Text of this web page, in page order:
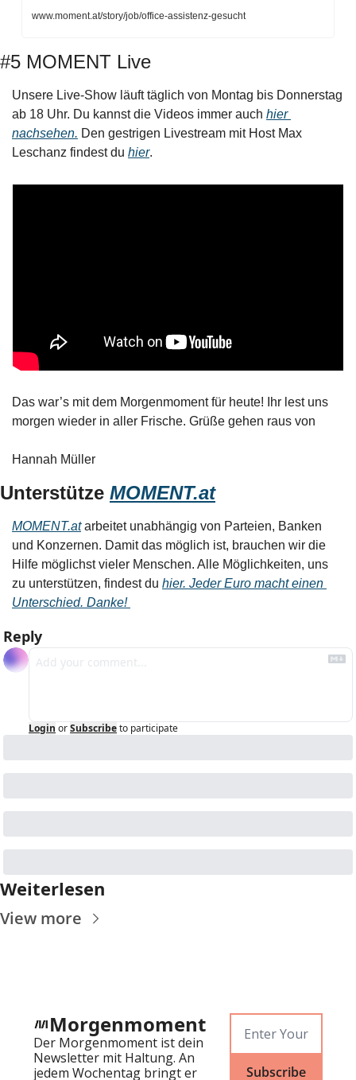
www.moment.at/story/job/office-assistenz-gesucht
#5 MOMENT Live
Unsere Live-Show läuft täglich von Montag bis Donnerstag
ab 18 Uhr. Du kannst die Videos immer auch hier
nachsehen. Den gestrigen Livestream mit Host Max
Leschanz findest du hier.
Das war’s mit dem Morgenmoment für heute! Ihr lest uns
morgen wieder in aller Frische. Grüße gehen raus von
Hannah Müller
Unterstütze MOMENT.at
MOMENT.at arbeitet unabhängig von Parteien, Banken
und Konzernen. Damit das möglich ist, brauchen wir die
Hilfe möglichst vieler Menschen. Alle Möglichkeiten, uns
zu unterstützen, findest du hier. Jeder Euro macht einen
Unterschied. Danke!
Reply
Login orSubscribeto participate
Weiterlesen
View more
Morgenmoment
Der Morgenmoment ist dein
Newsletter mit Haltung. An
jedem Wochentag bringt er
Subscribe